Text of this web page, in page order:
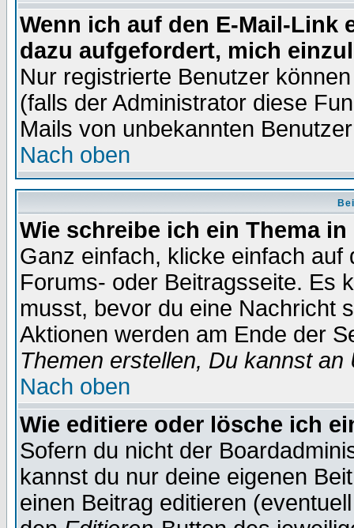
Wenn ich auf den E-Mail-Link
dazu aufgefordert, mich
Nur registrierte Benutzer
(falls der Administrator diese
Mails von unbekannten
Nach oben
Wie schreibe ich ein Thema
Ganz einfach, klicke einfach
Forums- oder Beitragsseite. Es
musst, bevor du eine Nachricht
Aktionen werden am Ende der
Themen erstellen, Du kannst
Nach oben
Wie editiere oder lösche ich
Sofern du nicht der
kannst du nur deine eigenen
einen Beitrag editieren